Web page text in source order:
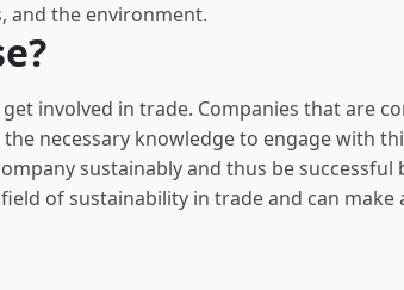
and the environment.
involved in trade. Companies that are
necessary knowledge to engage with
sustainably and thus be
of sustainability in trade and can